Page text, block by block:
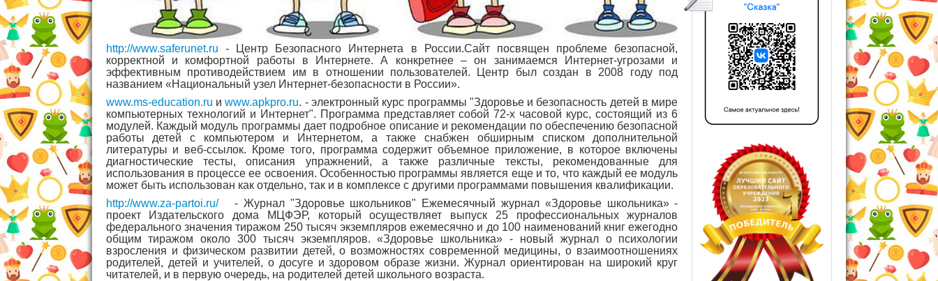
http://www.saferunet.ru -
Центр Безопасного Интернета в России.Сайт посвящен проблеме безопасной,
корректной и комфортной работы в Интернете. А конкретнее – он занимаемся Интернет-угрозами и
эффективным противодействием им в отношении пользователей. Центр был создан в 2008 году под
названием «Национальный узел Интернет-безопасности в России».
www.ms-education.ru иwww.apkpro.ru. - электронный курс программы "Здоровье и безопасность детей в мире
компьютерных технологий и Интернет". Программа представляет собой 72-х часовой курс, состоящий из 6
модулей. Каждый модуль программы дает подробное описание и рекомендации по обеспечению безопасной
работы детей с компьютером и Интернетом, а также снабжен обширным списком дополнительной
литературы и веб-ссылок. Кроме того, программа содержит объемное приложение, в которое включены
диагностические тесты, описания упражнений, а также различные тексты, рекомендованные для
использования в процессе ее освоения. Особенностью программы является еще и то, что каждый ее модуль
может быть использован как отдельно, так и в комплексе с другими программами повышения квалификации.
http://www.za-partoi.ru/- Журнал "Здоровье школьников" Ежемесячный журнал «Здоровье школьника» -
проект Издательского дома МЦФЭР, который осуществляет выпуск 25 профессиональных журналов
федерального значения тиражом 250 тысяч экземпляров ежемесячно и до 100 наименований книг ежегодно
общим тиражом около 300 тысяч экземпляров. «Здоровье школьника» - новый журнал о психологии
взросления и физическом развитии детей, о возможностях современной медицины, о взаимоотношениях
родителей, детей и учителей, о досуге и здоровом образе жизни. Журнал ориентирован на широкий круг
читателей, и в первую очередь, на родителей детей школьного возраста.